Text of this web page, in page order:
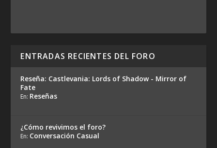
ENTRADAS RECIENTES DEL FORO
Reseña: Castlevania: Lords of Shadow - Mirror of
Fate
En: Reseñas
¿Cómo revivimos el foro?
En: Conversación Casual